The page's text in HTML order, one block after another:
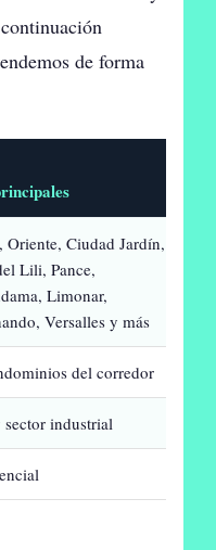
de forma
Oriente, Ciudad Jardín,
Lili, Pance,
Limonar,
Versalles y más
del corredor
industrial